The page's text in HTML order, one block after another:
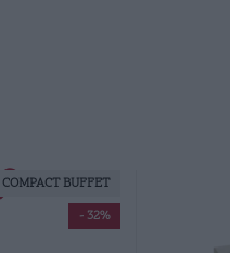
- 32%
COMPACT BUFFET